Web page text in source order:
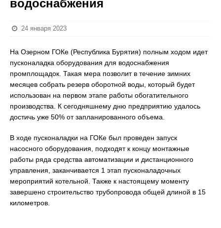
водоснабжения
24 января 2023
На Озерном ГОКе (Республика Бурятия) полным ходом идет
пусконаладка оборудования для водоснабжения
промплощадок. Такая мера позволит в течение зимних
месяцев собрать резерв оборотной воды, который будет
использован на первом этапе работы обогатительного
производства. К сегодняшнему дню предприятию удалось
достичь уже 50% от запланированного объема.
В ходе пусконаладки на ГОКе был проведен запуск
насосного оборудования, подходят к концу монтажные
работы ряда средства автоматизации и дистанционного
управления, заканчивается 1 этап пусконаладочных
мероприятий котельной. Также к настоящему моменту
завершено строительство трубопровода общей длиной в 15
километров.